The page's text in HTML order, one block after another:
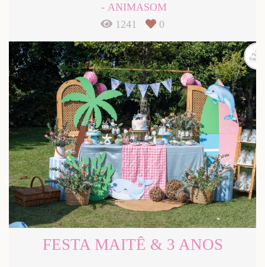
ANIMASOM
1241
0
FESTA MAITÊ & 3 ANOS